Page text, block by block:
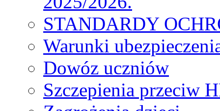
STANDARDY
Warunki
Dowóz uczniów
Szczepienia przeciw